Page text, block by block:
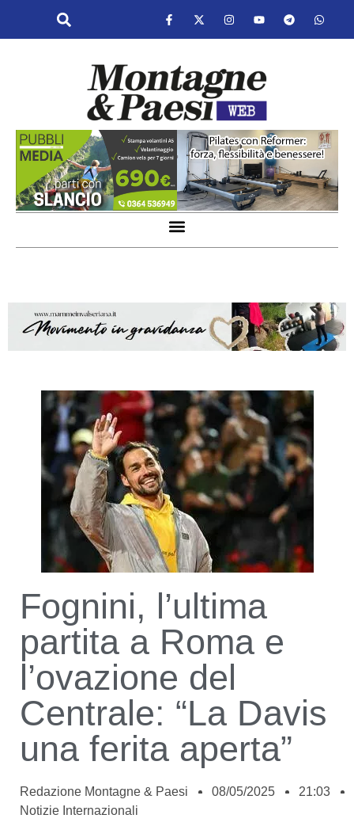
Fognini, l’ultima
partita a Roma e
l’ovazione del
Centrale: “La Davis
una ferita aperta”
Redazione Montagne & Paesi 08/05/2025
21:03
Notizie Internazionali